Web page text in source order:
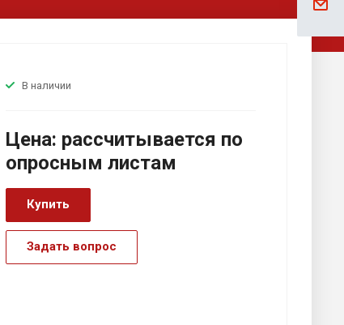
В наличии
Цена: рассчитывается по
опросным листам
Купить
Задать вопрос